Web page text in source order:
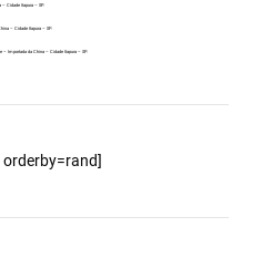
– Cidade Itapura – SP.
– Cidade Itapura – SP.
– Importada da China – Cidade Itapura – SP.